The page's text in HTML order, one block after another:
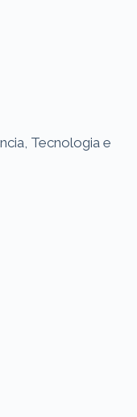
Tecnologia e